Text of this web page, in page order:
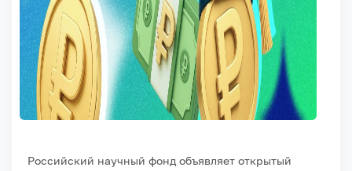
Российский научный фонд объявляет открытый